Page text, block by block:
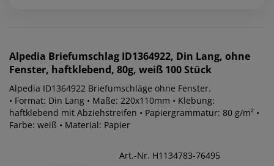
Alpedia Briefumschlag ID1364922, Din Lang, ohne
Fenster, haftklebend, 80g, weiß 100 Stück
Alpedia ID1364922 Briefumschläge ohne Fenster.
• Format: Din Lang • Maße: 220x110mm • Klebung:
haftklebend mit Abziehstreifen • Papiergrammatur: 80 g/m² •
Farbe: weiß • Material: Papier
Art.-Nr. H1134783-76495